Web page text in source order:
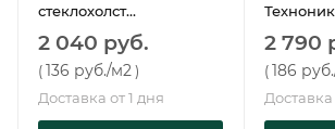
стеклохолст
Технониколь 15 м²
2 040 руб.
(136 руб./м2)
Доставка от 1 дня
2 790
(186 руб.
Доставка